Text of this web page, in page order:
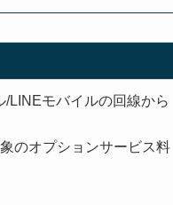
/LINEモバイルの回線から
のオプションサービス料